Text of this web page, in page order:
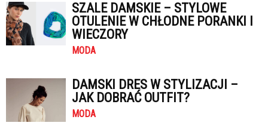
SZALE DAMSKIE – STYLOWE
OTULENIE W CHŁODNE PORANKI I
WIECZORY
MODA
DAMSKI DRES W STYLIZACJI –
JAK DOBRAĆ OUTFIT?
MODA